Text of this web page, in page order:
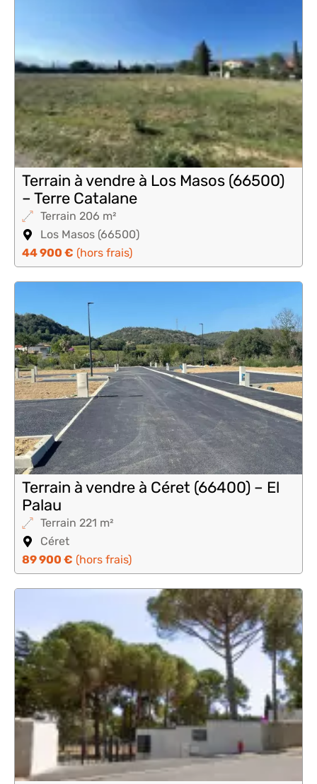
Terrain à vendre à Los Masos (66500)
– Terre Catalane
Terrain 206 m²
Los Masos (66500)
44 900 € (hors frais)
Terrain à vendre à Céret (66400) – El
Palau
Terrain 221 m²
Céret
89 900 € (hors frais)